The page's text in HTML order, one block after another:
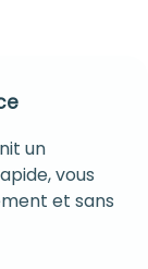
un
vous
et sans